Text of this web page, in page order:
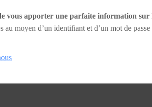
vous apporter une parfaite information sur
moyen d’un identifiant et d’un mot de passe